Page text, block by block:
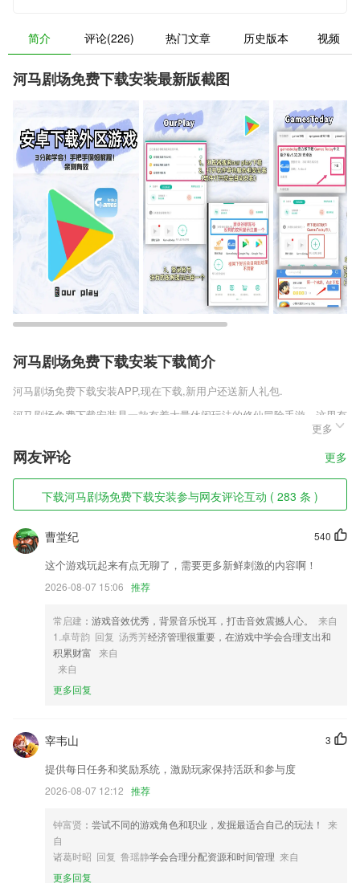
简介 评论(226) 热门文章 历史版本 视频
河马剧场免费下载安装最新版截图
河马剧场免费下载安装下载简介
河马剧场免费下载安装APP,现在下载,新用户还送新人礼包.
河马剧场免费下载安装是一款有着大量休闲玩法的修仙冒险手游，这里有
着一望无际的仙侠领域，超级庞大的修仙门派等着你的加入探索，多种名
不同的战斗风格任意选择，最漂亮的时装搭配游戏人物的绝世倾城之颜令
人心倒神迷，在这片无尽的仙侠世界续写属于你的传奇故事。
河马剧场免费下载安装软件特色
1,移动支付，结束充电自动结算，收费明细一目了然；随时随地查看以往
消费记录。
2,水印模板虚线框中的内容都是可以编辑的；
3,手机值机：随时随地在线值机，轻松愉快
5,【追新番】本季新番，一目了然，再也不会错过。
6,无桩共享
河马剧场免费下载安装软件优势
2.专业的名师进行讲解，很好的课程辅导，学会相应的学习方式；
3.提供名师在线辅导，小学初中高中精品课堂、智能辅导，还有海量题库
等你来挑战。
释精良。
5.图文并茂，插图匹配正文大意，方便学习与理解。
6.可以得到更多的学习知识，方便用户轻松去学习掌握
更多
网友评论 更多
下载河马剧场免费下载安装参与网友评论互动 ( 283 条 )
540
曹堂纪
这个游戏玩起来有点无聊了，需要更多新鲜刺激的内容啊！
2026-08-07 15:06 推荐
常启建 ：游戏音效优秀，背景音乐悦耳，打击音效震撼人心。
来自
1.卓苛韵 回复 汤秀芳经济管理很重要，在游戏中学会合理支出和
积累财富 来自
来自
更多回复
3
宰韦山
提供每日任务和奖励系统，激励玩家保持活跃和参与度
2026-08-07 12:12 推荐
钟富贤 ：尝试不同的游戏角色和职业，发掘最适合自己的玩法！
来
自
诸葛时昭 回复 鲁瑶静学会合理分配资源和时间管理 来自
更多回复